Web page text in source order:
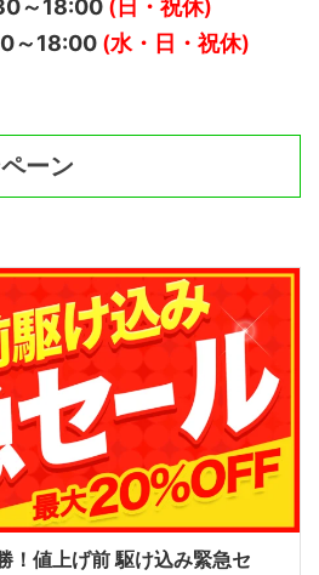
～18:00(日・祝休)
～18:00 (水・日・祝休)
ーン
！値上げ前 駆け込み緊急セ